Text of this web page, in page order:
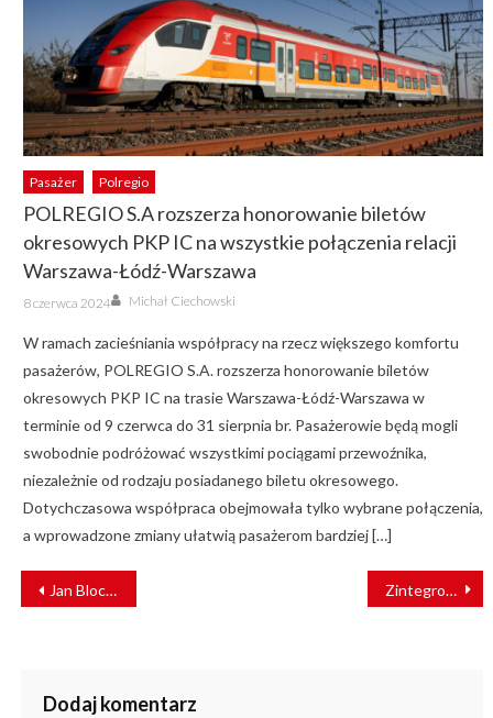
Pasażer Polregio
POLREGIO S.A rozszerza honorowanie biletów
okresowych PKP IC na wszystkie połączenia relacji
Warszawa-Łódź-Warszawa
Posted
on
8 czerwca 2024 Author
Michał Ciechowski
W ramach zacieśniania współpracy na rzecz większego komfortu
pasażerów, POLREGIO S.A. rozszerza honorowanie biletów
okresowych PKP IC na trasie Warszawa-Łódź-Warszawa w
terminie od 9 czerwca do 31 sierpnia br. Pasażerowie będą mogli
swobodnie podróżować wszystkimi pociągami przewoźnika,
niezależnie od rodzaju posiadanego biletu okresowego.
Dotychczasowa współpraca obejmowała tylko wybrane połączenia,
a wprowadzone zmiany ułatwią pasażerom bardziej […]
NAWIGACJA
WPISU
Jan Bloch patronem dworca Radom Główny Zintegrowany bilet okresowy POLREGIO i ZGPKS od 1 lipca
Dodaj komentarz